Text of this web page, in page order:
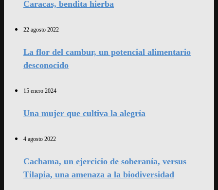
Caracas, bendita hierba
22 agosto 2022
La flor del cambur, un potencial alimentario
desconocido
15 enero 2024
Una mujer que cultiva la alegría
4 agosto 2022
Cachama, un ejercicio de soberanía, versus
Tilapia, una amenaza a la biodiversidad